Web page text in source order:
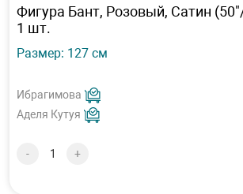
Фигура Бант, Розовый, Сатин
1 шт.
Размер: 127 см
Ибрагимова
Аделя Кутуя
- +